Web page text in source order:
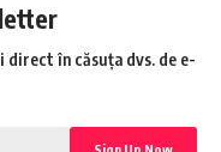
în căsuța dvs. de e-